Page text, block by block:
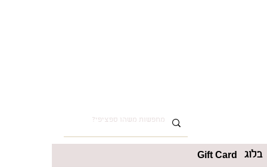
בלוג Gift Card